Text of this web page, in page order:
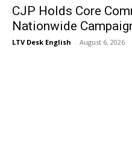
CJP Holds Core
Nationwide
LTV Desk English - August 6, 2026